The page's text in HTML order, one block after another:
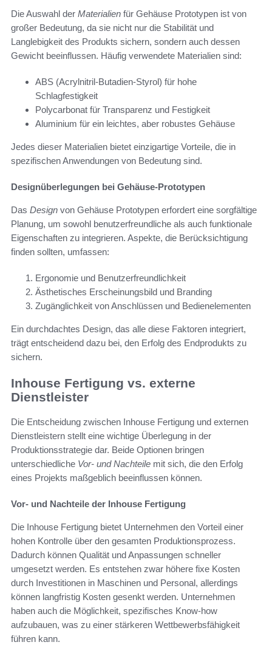
Die Auswahl der Materialien für Gehäuse Prototypen ist von
großer Bedeutung, da sie nicht nur die Stabilität und
Langlebigkeit des Produkts sichern, sondern auch dessen
Gewicht beeinflussen. Häufig verwendete Materialien sind:
ABS (Acrylnitril-Butadien-Styrol) für hohe
Schlagfestigkeit
Polycarbonat für Transparenz und Festigkeit
Aluminium für ein leichtes, aber robustes Gehäuse
Jedes dieser Materialien bietet einzigartige Vorteile, die in
spezifischen Anwendungen von Bedeutung sind.
Designüberlegungen bei Gehäuse-Prototypen
Das Design von Gehäuse Prototypen erfordert eine sorgfältige
Planung, um sowohl benutzerfreundliche als auch funktionale
Eigenschaften zu integrieren. Aspekte, die Berücksichtigung
finden sollten, umfassen:
Ergonomie und Benutzerfreundlichkeit
Ästhetisches Erscheinungsbild und Branding
Zugänglichkeit von Anschlüssen und Bedienelementen
Ein durchdachtes Design, das alle diese Faktoren integriert,
trägt entscheidend dazu bei, den Erfolg des Endprodukts zu
sichern.
Inhouse Fertigung vs. externe
Dienstleister
Die Entscheidung zwischen Inhouse Fertigung und externen
Dienstleistern stellt eine wichtige Überlegung in der
Produktionsstrategie dar. Beide Optionen bringen
unterschiedliche Vor- und Nachteile mit sich, die den Erfolg
eines Projekts maßgeblich beeinflussen können.
Vor- und Nachteile der Inhouse Fertigung
Die Inhouse Fertigung bietet Unternehmen den Vorteil einer
hohen Kontrolle über den gesamten Produktionsprozess.
Dadurch können Qualität und Anpassungen schneller
umgesetzt werden. Es entstehen zwar höhere fixe Kosten
durch Investitionen in Maschinen und Personal, allerdings
können langfristig Kosten gesenkt werden. Unternehmen
haben auch die Möglichkeit, spezifisches Know-how
aufzubauen, was zu einer stärkeren Wettbewerbsfähigkeit
führen kann.